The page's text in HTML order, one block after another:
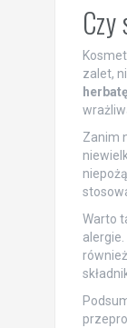
zalet,
herbatę
Zanim
Warto